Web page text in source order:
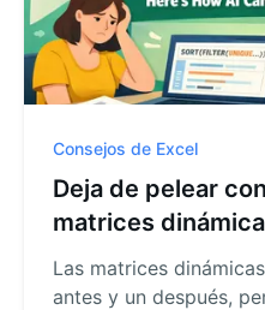
Consejos de Excel
Deja de pelear
matrices
puede hacerlo
Las matrices
antes y un después,